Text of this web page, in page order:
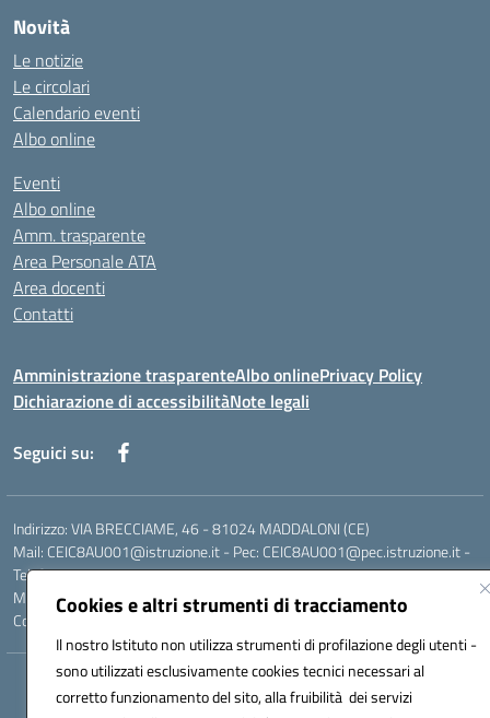
Cookies e altri strumenti di tracciamento
Il nostro Istituto non utilizza strumenti di profilazione degli utenti -
sono utilizzati esclusivamente cookies tecnici necessari al
corretto funzionamento del sito, alla fruibilità dei servizi
Novità
Le notizie
Le circolari
Calendario eventi
Albo online
Eventi
Albo online
Amm. trasparente
Area Personale ATA
Area docenti
Contatti
Amministrazione trasparenteAlbo onlinePrivacy Policy
Dichiarazione di accessibilitàNote legali
Seguici su:
Indirizzo: VIA BRECCIAME, 46 - 81024 MADDALONI (CE)
Mail: CEIC8AU001@istruzione.it - Pec: CEIC8AU001@pec.istruzione.it -
Telefono: 0823408721
Meccanografico: CEIC8AU001
Codice fiscale: 93086080616
Hosting & Powered by 3D Solution S.r.l.
Concept & Design by Designers Italia